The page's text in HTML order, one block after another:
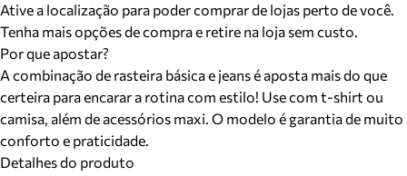
Ative a localização para poder comprar de lojas perto de você.
Tenha mais opções de compra e retire na loja sem custo.
Por que apostar?
A combinação de rasteira básica e jeans é aposta mais do que
certeira para encarar a rotina com estilo! Use com t-shirt ou
camisa, além de acessórios maxi. O modelo é garantia de muito
conforto e praticidade.
Detalhes do produto